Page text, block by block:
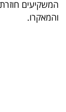
ולימודים
המשקיעים חוזרת
והמאקרו.